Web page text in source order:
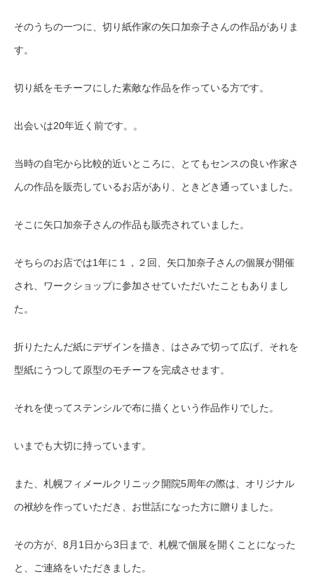
そのうちの一つに、切り紙作家の矢口加奈子さんの作品がありま
す。
切り紙をモチーフにした素敵な作品を作っている方です。
出会いは20年近く前です。。
当時の自宅から比較的近いところに、とてもセンスの良い作家さ
んの作品を販売しているお店があり、ときどき通っていました。
そこに矢口加奈子さんの作品も販売されていました。
そちらのお店では1年に１，２回、 矢口加奈子さんの個展が開催
され、ワークショップに参加させていただいたこともありまし
た。
折りたたんだ紙にデザインを描き、はさみで切って広げ、それを
型紙にうつして原型のモチーフを完成させます。
それを使ってステンシルで布に描くという作品作りでした。
いまでも大切に持っています。
また、札幌フィメールクリニック開院5周年の際は、オリジナル
の袱紗を作っていただき、お世話になった方に贈りました。
その方が、8月1日から3日まで、札幌で個展を開くことになった
と、ご連絡をいただきました。